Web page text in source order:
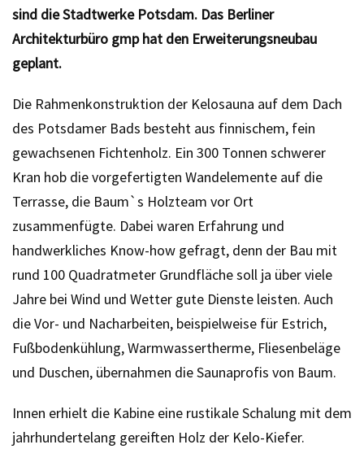
sind die Stadtwerke Potsdam. Das Berliner
Architekturbüro gmp hat den Erweiterungsneubau
geplant.
Die Rahmenkonstruktion der Kelosauna auf dem Dach
des Potsdamer Bads besteht aus finnischem, fein
gewachsenen Fichtenholz. Ein 300 Tonnen schwerer
Kran hob die vorgefertigten Wandelemente auf die
Terrasse, die Baum`s Holzteam vor Ort
zusammenfügte. Dabei waren Erfahrung und
handwerkliches Know-how gefragt, denn der Bau mit
rund 100 Quadratmeter Grundfläche soll ja über viele
Jahre bei Wind und Wetter gute Dienste leisten. Auch
die Vor- und Nacharbeiten, beispielweise für Estrich,
Fußbodenkühlung, Warmwassertherme, Fliesenbeläge
und Duschen, übernahmen die Saunaprofis von Baum.
Innen erhielt die Kabine eine rustikale Schalung mit dem
jahrhundertelang gereiften Holz der Kelo-Kiefer.